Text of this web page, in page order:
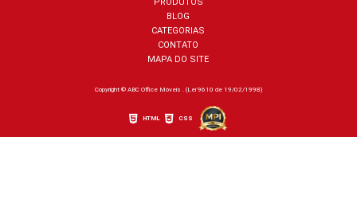
BLOG
CATEGORIAS
CONTATO
MAPA DO SITE
Copyright © ABC Office Móveis . (Lei 9610 de 19/02/1998)
HTML CSS